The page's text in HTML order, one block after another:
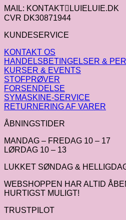
MAIL: KONTAKTLUIELUIE.DK
CVR DK30871944
KUNDESERVICE
KONTAKT OS
HANDELSBETINGELSER &
KURSER & EVENTS
STOFPRØVER
FORSENDELSE
SYMASKINE-SERVICE
RETURNERING AF VARER
ÅBNINGSTIDER
MANDAG – FREDAG 10 – 17
LØRDAG 10 – 13
LUKKET SØNDAG &
WEBSHOPPEN HAR ALTID
HURTIGST MULIGT!
TRUSTPILOT